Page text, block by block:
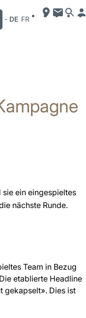
- DE FR
ein eingespieltes
nächste Runde.
Team in Bezug
etablierte Headline
gekapselt». Dies ist